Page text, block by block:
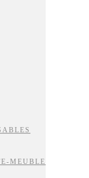
MEUBLE